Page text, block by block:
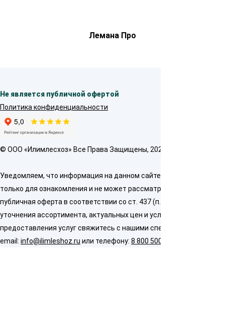
Лемана Про
Не является публичной офертой
Политика конфиденциальности
© OOO «Илимлесхоз» Все Права Защищены, 2026
Уведомляем, что информация на данном сайте предназначена
только для ознакомления и не может рассматриваться как
публичная оферта в соответствии со ст. 437 (п. 2) ГК РФ. Для
уточнения ассортимента, актуальных цен и условий
предоставления услуг свяжитесь с нашими специалистами по
email: info@ilimleshoz.ru или телефону: 8 800 500 5437